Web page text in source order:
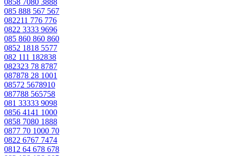
085 888 567 567
082211 776 776
0822 3333 9696
085 860 860 860
0852 1818 5577
082 111 182838
082323 78 8787
087878 28 1001
08572 5678910
087788 565758
081 33333 9098
0856 4141 1000
0858 7080 1888
0877 70 1000 70
0822 6767 7474
0812 64 678 678